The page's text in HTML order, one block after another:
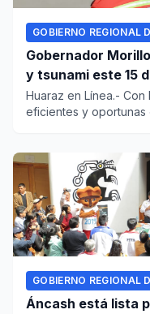
GOBIERNO REGIONAL
Gobernador
y tsunami este 15
Huaraz en Línea.-
eficientes y oportunas
GOBIERNO REGIONAL
Áncash está lista